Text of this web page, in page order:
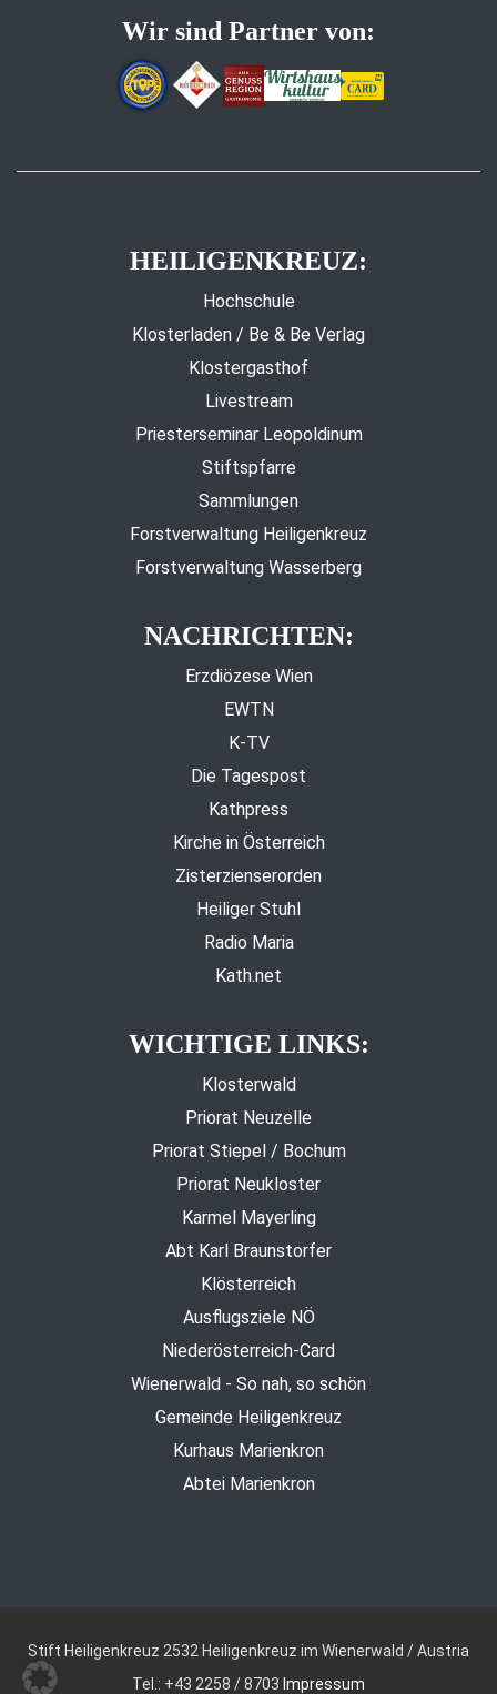
Wir sind Partner von:
HEILIGENKREUZ:
Hochschule
Klosterladen / Be & Be Verlag
Klostergasthof
Livestream
Priesterseminar Leopoldinum
Stiftspfarre
Sammlungen
Forstverwaltung Heiligenkreuz
Forstverwaltung Wasserberg
NACHRICHTEN:
Erzdiözese Wien
EWTN
K-TV
Die Tagespost
Kathpress
Kirche in Österreich
Zisterzienserorden
Heiliger Stuhl
Radio Maria
Kath.net
WICHTIGE LINKS:
Klosterwald
Priorat Neuzelle
Priorat Stiepel / Bochum
Priorat Neukloster
Karmel Mayerling
Abt Karl Braunstorfer
Klösterreich
Ausflugsziele NÖ
Niederösterreich-Card
Wienerwald - So nah, so schön
Gemeinde Heiligenkreuz
Kurhaus Marienkron
Abtei Marienkron
Stift Heiligenkreuz 2532 Heiligenkreuz im Wienerwald / Austria
Tel.: +43 2258 / 8703 Impressum